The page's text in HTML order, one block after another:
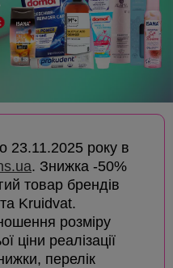
23.11.2025 року в
. Знижка -50%
товар брендів
Kruidvat.
розміру
ціни реалізації
перелік